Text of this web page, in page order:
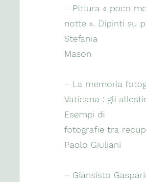
– Pittura « poco
notte ». Dipinti su
Stefania
Mason
– La memoria
Vaticana : gli
Esempi di
fotografie tra
Paolo Giuliani
– Giansisto